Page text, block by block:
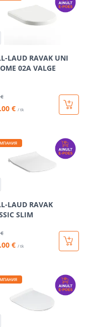
LAUD RAVAK UNI
02A VALGE
.00 € / tk
LAUD RAVAK
SLIM
.00 € / tk